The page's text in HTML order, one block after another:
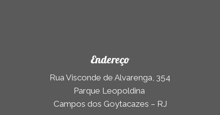
Endereço
Rua Visconde de Alvarenga, 354
Parque Leopoldina
Campos dos Goytacazes – RJ